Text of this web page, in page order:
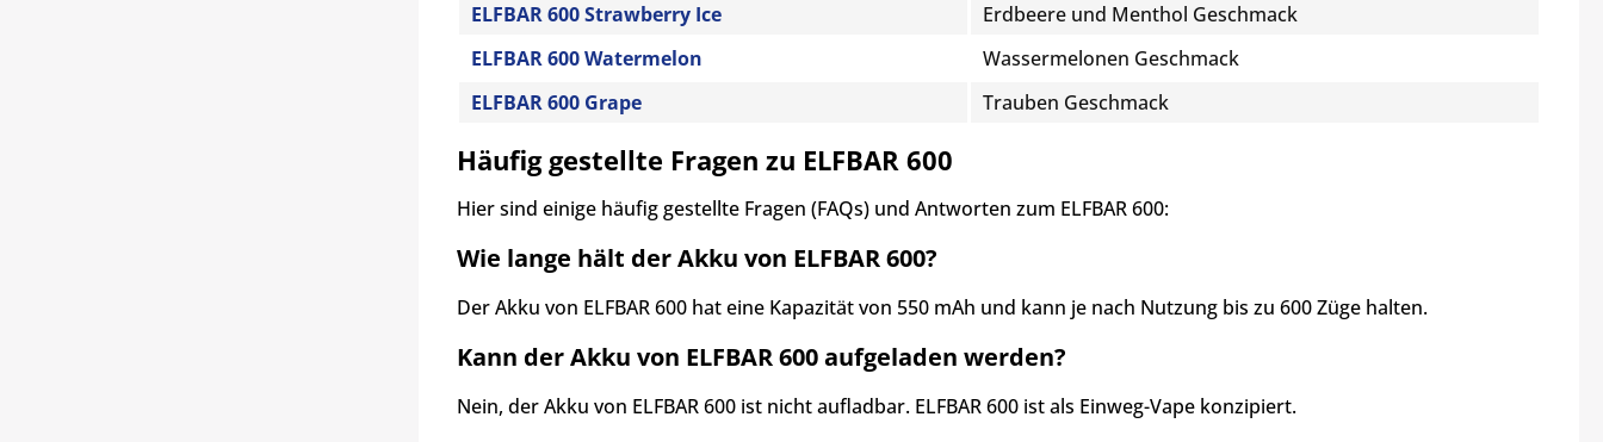
ELFBAR 600 Strawberry Ice
Erdbeere und Menthol Geschmack
ELFBAR 600 Watermelon
Wassermelonen Geschmack
ELFBAR 600 Grape
Trauben Geschmack
Häufig gestellte Fragen zu ELFBAR 600
Hier sind einige häufig gestellte Fragen (FAQs) und Antworten zum ELFBAR 600:
Wie lange hält der Akku von ELFBAR 600?
Der Akku von ELFBAR 600 hat eine Kapazität von 550 mAh und kann je nach Nutzung bis zu 600 Züge halten.
Kann der Akku von ELFBAR 600 aufgeladen werden?
Nein, der Akku von ELFBAR 600 ist nicht aufladbar. ELFBAR 600 ist als Einweg-Vape konzipiert.